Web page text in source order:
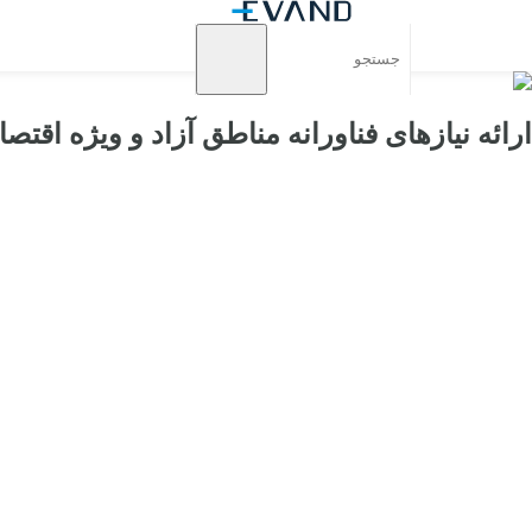
ارائه نیازهای فناورانه مناطق آزاد و ویژه